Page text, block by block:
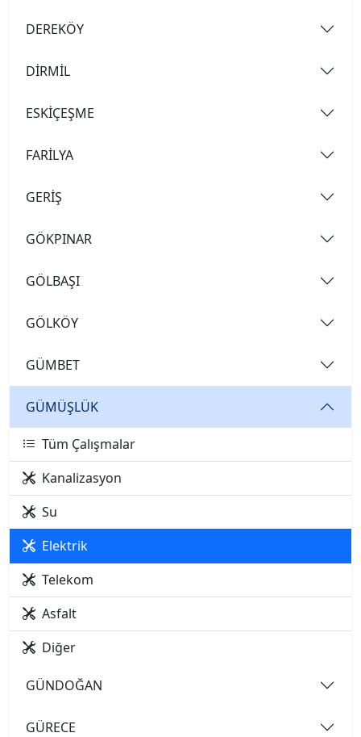
DEREKÖY
DİRMİL
ESKİÇEŞME
FARİLYA
GERİŞ
GÖKPINAR
GÖLBAŞI
GÖLKÖY
GÜMBET
GÜMÜŞLÜK
Tüm Çalışmalar
Kanalizasyon
Su
Elektrik
Telekom
Asfalt
Diğer
GÜNDOĞAN
GÜRECE